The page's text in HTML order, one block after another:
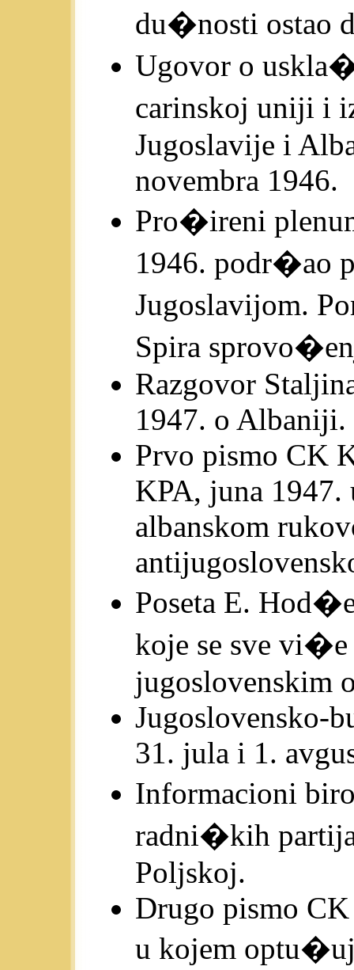
du�nosti ostao
Ugovor o
carinskoj uniji i
Jugoslavije i
novembra 1946.
Pro�ireni
1946. podr�ao
Jugoslavijom.
Spira
Razgovor
1947. o Albaniji.
Prvo pismo CK
KPA, juna 1947.
albanskom
Poseta E.
koje se sve
jugoslovenskim
Jugoslovensko-
31. jula i 1.
Informacioni
radni�kih partija
Poljskoj.
Drugo pismo
u kojem